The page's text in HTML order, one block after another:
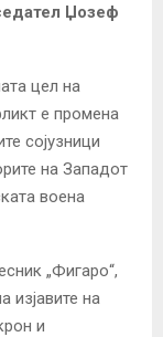
Џозеф
цел на
е промена
сојузници
на Западот
воена
„Фигаро“,
изјавите на
и